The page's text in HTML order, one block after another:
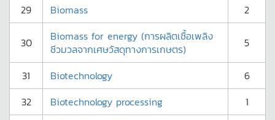
29 Biomass 2
30
Biomass for energy (การผลิตเชื้อเพลิง
ชีวมวลจากเศษวัสดุทางการเกษตร)
5
31 Biotechnology
6
32
Biotechnology processing
1